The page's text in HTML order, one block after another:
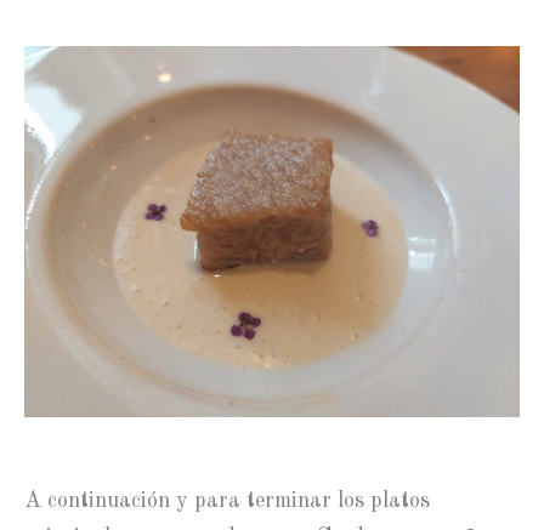
A continuación y para terminar los platos